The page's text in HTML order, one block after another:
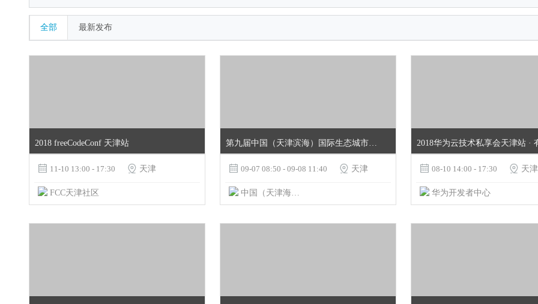
全部 最新发布
2018 freeCodeConf 天津站
 11-10 13:00 - 17:30  天津
FCC天津社区
第九届中国（天津滨海）国际生态城市论坛 暨2018中国国际数字经济创新峰会
 09-07 08:50 - 09-08 11:40  天津  08-10 14:00 - 17:30  天津
华为开发者中心